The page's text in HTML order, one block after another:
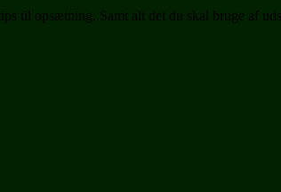
til opsætning. Samt alt det du skal bruge af